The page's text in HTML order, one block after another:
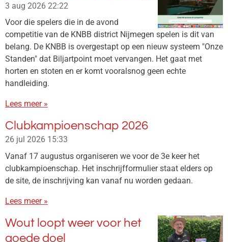
3 aug 2026 22:22
Voor die spelers die in de avond
competitie van de KNBB district Nijmegen spelen is dit van
belang. De KNBB is overgestapt op een nieuw systeem "Onze
Standen" dat Biljartpoint moet vervangen. Het gaat met
horten en stoten en er komt vooralsnog geen echte
handleiding.
Lees meer »
Clubkampioenschap 2026
26 jul 2026 15:33
Vanaf 17 augustus organiseren we voor de 3e keer het
clubkampioenschap. Het inschrijfformulier staat elders op
de site, de inschrijving kan vanaf nu worden gedaan.
Lees meer »
Wout loopt weer voor het
goede doel